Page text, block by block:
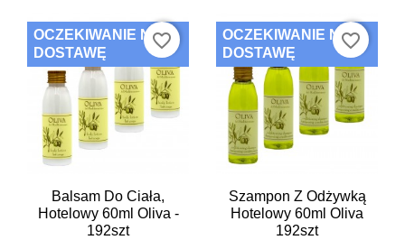
Balsam Do Ciała,
Hotelowy 60ml Oliva -
192szt
OCZEKIWANIE NA
DOSTAWĘ
favorite_border
Szampon Z Odżywką
Hotelowy 60ml Oliva
192szt
OCZEKIWANIE NA
DOSTAWĘ
favorite_border